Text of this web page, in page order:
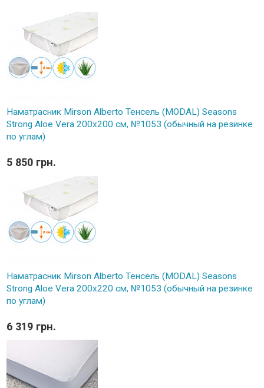
Наматрасник Mirson Alberto Тенсель (MODAL) Seasons
Strong Aloe Vera 200x200 см, №1053 (обычный на резинке
по углам)
5 850 грн.
Наматрасник Mirson Alberto Тенсель (MODAL) Seasons
Strong Aloe Vera 200x220 см, №1053 (обычный на резинке
по углам)
6 319 грн.